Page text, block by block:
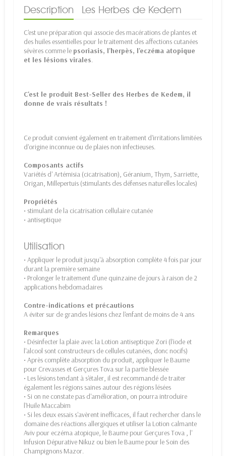
Description Les Herbes de Kedem
C'est une préparation qui associe des macérations de plantes et
des huiles essentielles pour le traitement des affections cutanées
sévères comme le psoriasis, l'herpès, l'eczéma atopique
et les lésions virales.
C'est le produit Best-Seller des Herbes de Kedem, il
donne de vrais résultats !
Ce produit convient également en traitement d'irritations limitées
d'origine inconnue ou de plaies non infectieuses.
Composants actifs
Variétés d' Artémisia (cicatrisation), Géranium, Thym, Sarriette,
Origan, Millepertuis (stimulants des défenses naturelles locales)
Propriétés
• stimulant de la cicatrisation cellulaire cutanée
• antiseptique
Utilisation
• Appliquer le produit jusqu'à absorption complète 4 fois par jour
durant la première semaine
• Prolonger le traitement d'une quinzaine de jours à raison de 2
applications hebdomadaires
Contre-indications et précautions
A éviter sur de grandes lésions chez l'enfant de moins de 4 ans
Remarques
• Désinfecter la plaie avec la Lotion antiseptique Zori (l'iode et
l'alcool sont constructeurs de cellules cutanées, donc nocifs)
• Après complète absorption du produit, appliquer le Baume
pour Crevasses et Gerçures Tova sur la partie blessée
• Les lésions tendant à s'étaler, il est recommandé de traiter
également les régions saines autour des régions lésées
• Si on ne constate pas d'amélioration, on pourra introduire
l'Huile Maccabim
• Si les deux essais s'avèrent inefficaces, il faut rechercher dans le
domaine des réactions allergiques et utiliser la Lotion calmante
Aviv pour eczéma atopique, le Baume pour Gerçures Tova , l'
Infusion Dépurative Nikuz ou bien le Baume pour le Soin des
Champignons Mazor.